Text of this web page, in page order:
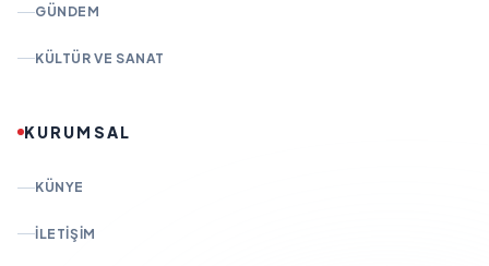
GÜNDEM
KÜLTÜR VE SANAT
KURUMSAL
KÜNYE
İLETIŞIM